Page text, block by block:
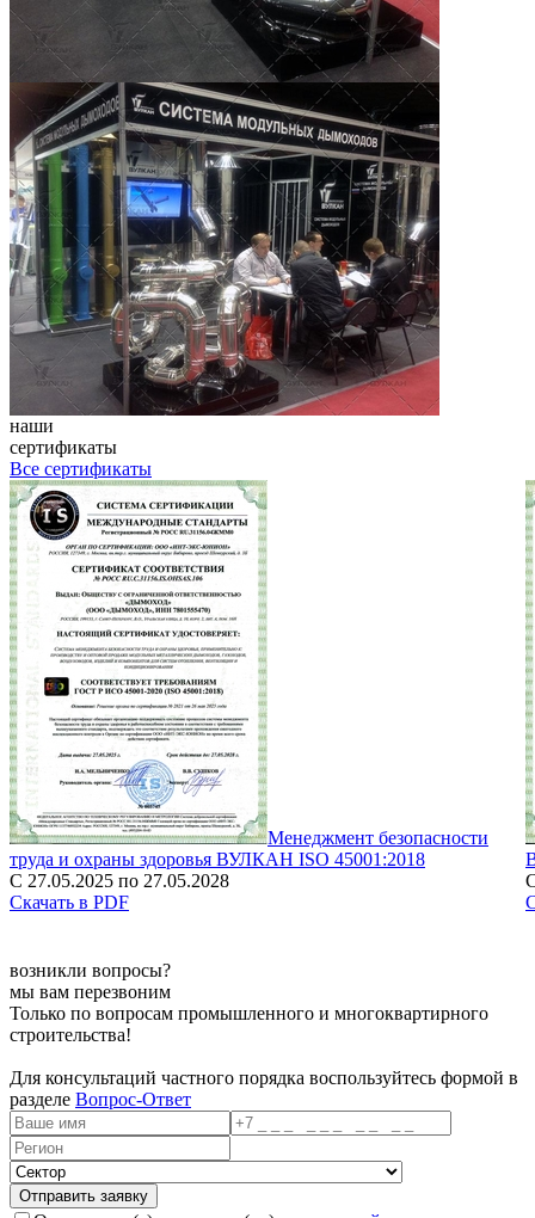
наши
сертификаты
Все сертификаты
Менеджмент безопасности
труда и охраны здоровья ВУЛКАН ISO 45001:2018
С 27.05.2025 по 27.05.2028
Скачать в PDF
возникли вопросы?
мы вам перезвоним
Только по вопросам промышленного и многоквартирного
строительства!
Для консультаций частного порядка воспользуйтесь формой в
разделе Вопрос-Ответ